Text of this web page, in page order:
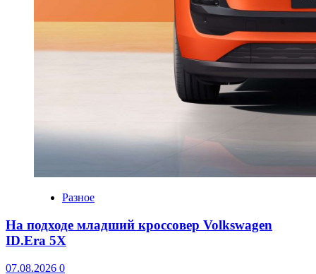
Разное
На подходе младший кроссовер Volkswagen
ID.Era 5X
07.08.2026 0